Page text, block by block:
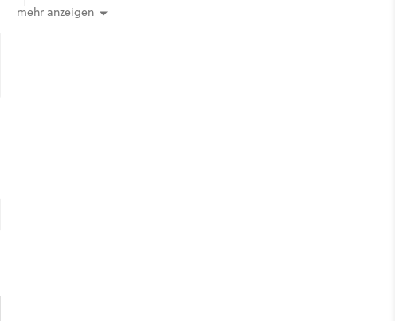
mehr anzeigen